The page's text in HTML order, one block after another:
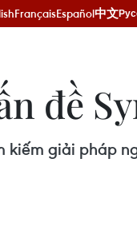
FrançaisEspañol中文
đề
kiếm giải pháp